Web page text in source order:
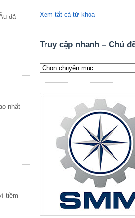
đã
nhất
tiềm
Xem tất cả từ khóa
Truy cập nhanh – Chủ